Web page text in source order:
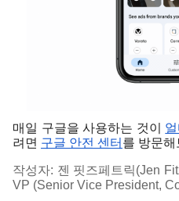
매일 구글을 사용하는 것이
려면 구글 안전 센터 를 방문해
작성자: 젠 핏즈페트릭(Jen
VP (Senior Vice President,